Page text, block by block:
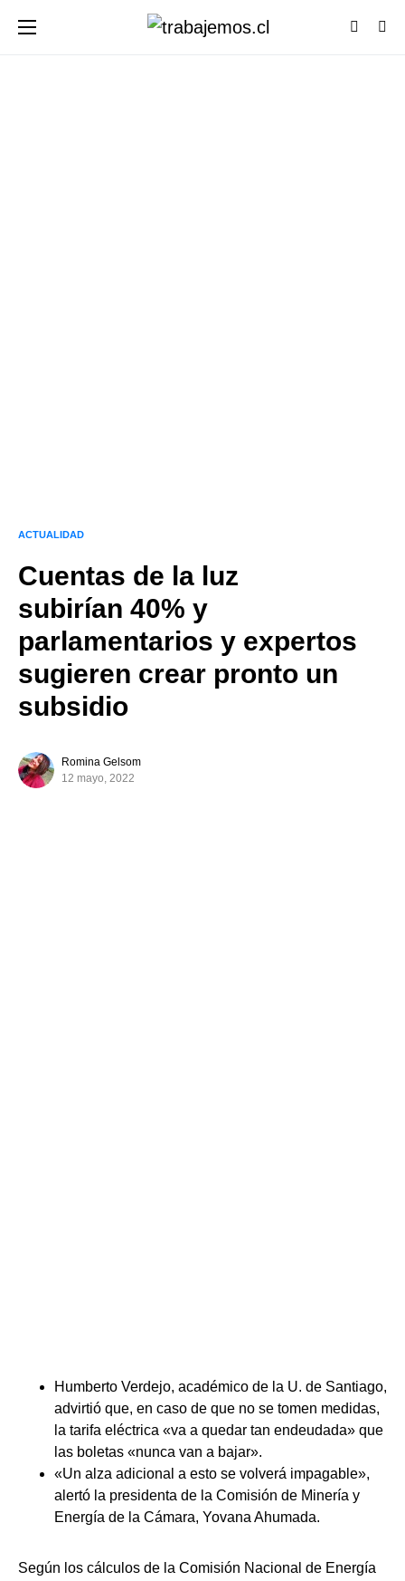
ACTUALIDAD
Cuentas de la luz
subirían 40% y
parlamentarios y expertos
sugieren crear pronto un
subsidio
Romina Gelsom
12 mayo, 2022
Humberto Verdejo, académico de la U. de Santiago,
advirtió que, en caso de que no se tomen medidas,
la tarifa eléctrica «va a quedar tan endeudada» que
las boletas «nunca van a bajar».
«Un alza adicional a esto se volverá impagable»,
alertó la presidenta de la Comisión de Minería y
Energía de la Cámara, Yovana Ahumada.
Según los cálculos de la Comisión Nacional de Energía